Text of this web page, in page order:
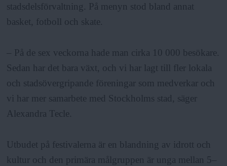
stadsdelsförvaltning. På menyn stod bland annat
basket, fotboll och skate.
– På de sex veckorna hade man cirka 10 000 besökare.
Sedan har det bara växt, och vi har lagt till fler lokala
och stadsövergripande föreningar som medverkar och
vi har mer samarbete med Stockholms stad, säger
Alexandra Tecle.
Utbudet på festivalerna är en blandning av idrott och
kultur och den primära målgruppen är unga mellan 5–